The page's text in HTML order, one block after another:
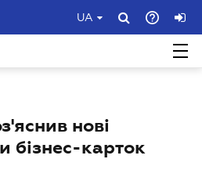
UA
нові
бізнес-карток